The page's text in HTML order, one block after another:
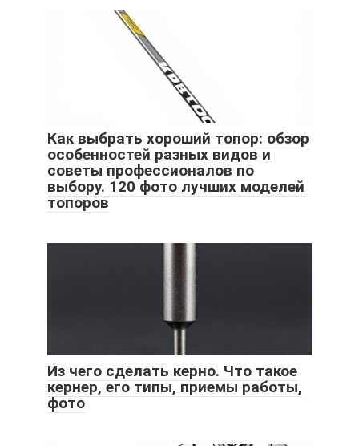
Как выбрать хороший топор: обзор
особенностей разных видов и
советы профессионалов по
выбору. 120 фото лучших моделей
топоров
Из чего сделать керно. Что такое
кернер, его типы, приемы работы,
фото